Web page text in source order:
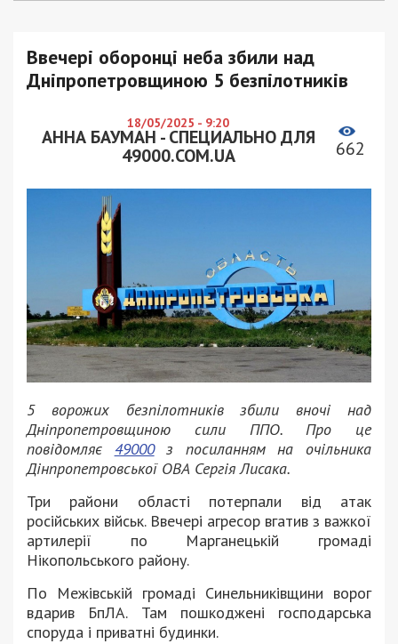
Ввечері оборонці неба збили над
Дніпропетровщиною 5 безпілотників
18/05/2025 - 9:20
АННА БАУМАН - СПЕЦИАЛЬНО ДЛЯ
49000.COM.UA
662
5 ворожих безпілотників збили вночі над
Дніпропетровщиною сили ППО. Про це
повідомляє 49000з посиланням на очільника
Дінпропетровської ОВА Сергія Лисака.
Три райони області потерпали від атак
російських військ. Ввечері агресор вгатив з важкої
артилерії по Марганецькій громаді
Нікопольського району.
По Межівській громаді Синельниківщини ворог
вдарив БпЛА. Там пошкоджені господарська
споруда і приватні будинки.